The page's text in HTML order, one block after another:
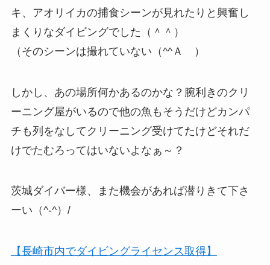
キ、アオリイカの捕食シーンが見れたりと興奮し
まくりなダイビングでした（＾＾）
（そのシーンは撮れていない（^^Ａ ）
しかし、あの場所何かあるのかな？腕利きのクリ
ーニング屋がいるので他の魚もそうだけどカンパ
チも列をなしてクリーニング受けてたけどそれだ
けでたむろってはいないよなぁ～？
茨城ダイバー様、また機会があれば潜りきて下さ
ーい（^-^）/
【長崎市内でダイビングライセンス取得】